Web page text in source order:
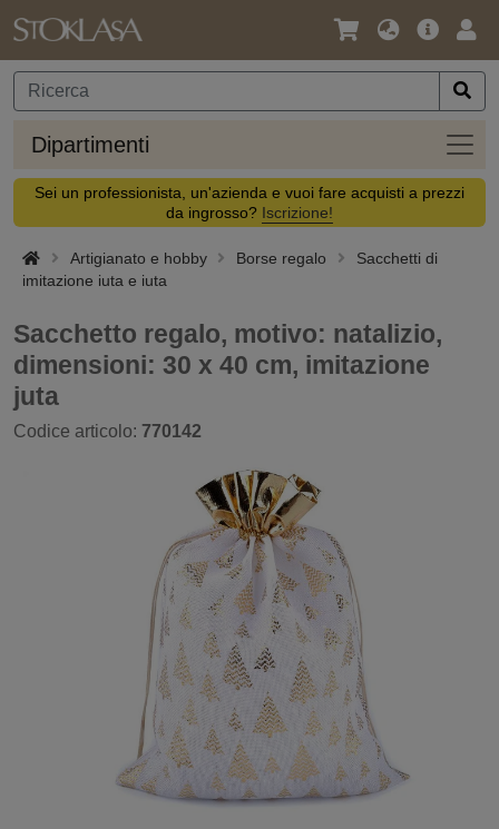
Lingua
Valuta
Offerta
Dipartimenti
Sei un professionista, un'azienda e vuoi fare acquisti a prezzi
da ingrosso? Iscrizione!
Artigianato e hobby Borse regalo
Sacchetti di
imitazione iuta e iuta
Sacchetto regalo, motivo: natalizio,
dimensioni: 30 x 40 cm, imitazione
juta
Codice articolo: 770142